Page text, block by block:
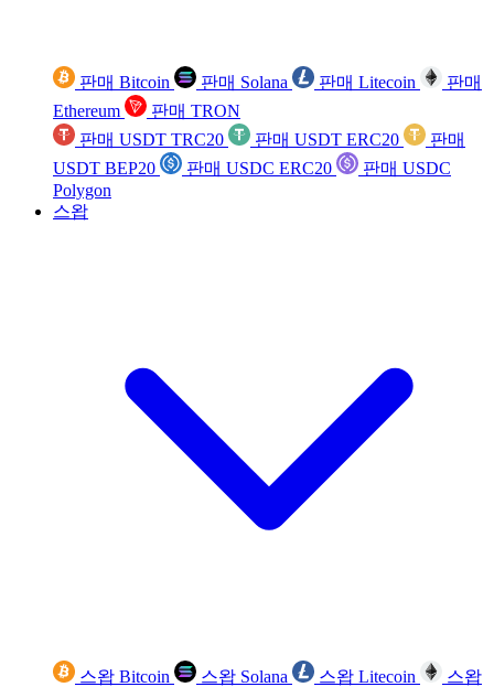
판매 Bitcoin 판매 Solana 판매 Litecoin
판매
Ethereum
판매 TRON
판매 USDT TRC20
판매 USDT ERC20
판매
USDT BEP20
판매 USDC ERC20
판매 USDC
Polygon
스왑
스왑 Bitcoin 스왑 Solana 스왑 Litecoin
스왑